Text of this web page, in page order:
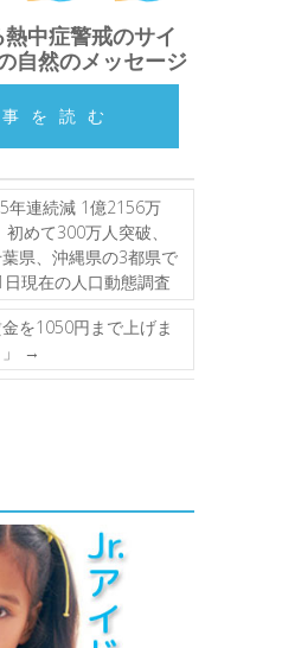
熱中症警戒のサイ
自然のメッセージ
を読む
年連続減 1億2156万
めて300万人突破、
県、沖縄県の3都県で
現在の人口動態調査
を1050円まで上げま
→